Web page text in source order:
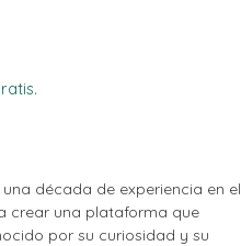
década de experiencia en el
crear una plataforma que
por su curiosidad y su